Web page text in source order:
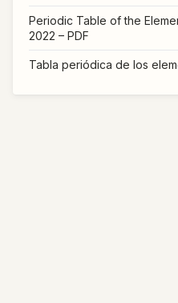
Periodic Table of the
2022 – PDF
Tabla periódica de los